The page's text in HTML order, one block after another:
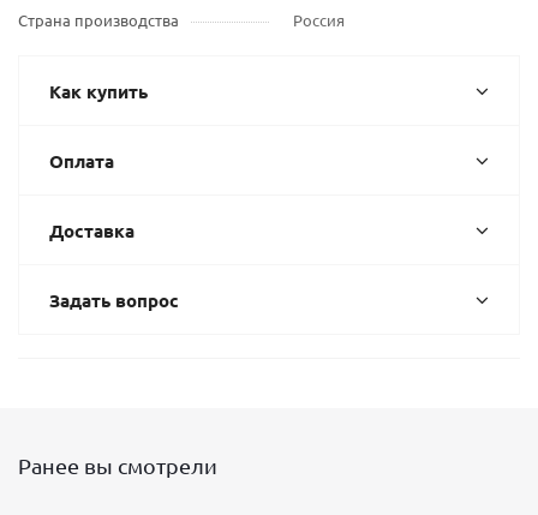
Страна производства
Россия
Как купить
Оплата
Доставка
Задать вопрос
Ранее вы смотрели